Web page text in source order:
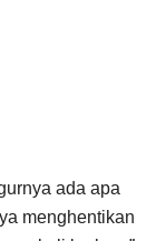
ada apa
menghentikan